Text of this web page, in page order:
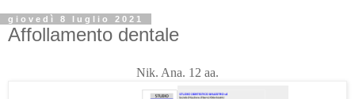
giovedì 8 luglio 2021
Affollamento dentale
Nik. Ana. 12 aa.